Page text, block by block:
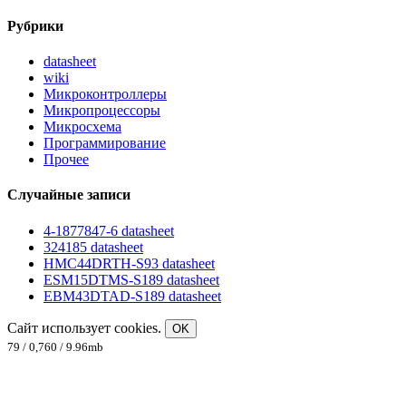
Рубрики
datasheet
wiki
Микроконтроллеры
Микропроцессоры
Микросхема
Программирование
Прочее
Случайные записи
4-1877847-6 datasheet
324185 datasheet
HMC44DRTH-S93 datasheet
ESM15DTMS-S189 datasheet
EBM43DTAD-S189 datasheet
Сайт использует cookies.
OK
79 / 0,760 / 9.96mb